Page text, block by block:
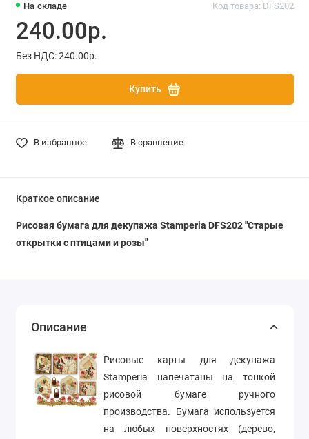
На складе Код товара: DFS202
240.00р.
Без НДС: 240.00р.
Купить
В избранное В сравнение
Краткое описание
Рисовая бумага для декупажа Stamperia DFS202 "Старые
открытки с птицами и розы"
Описание
Рисовые карты для декупажа
Stamperia напечатаны на тонкой
рисовой бумаге ручного
производства. Бумага используется
на любых поверхностях (дерево,